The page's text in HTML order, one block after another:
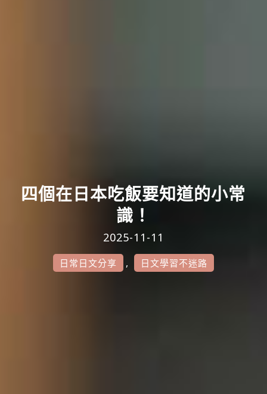
四個在日本吃飯要知道的小常
識！
2025-11-11
日常日文分享 , 日文學習不迷路